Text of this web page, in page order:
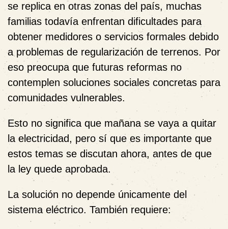
se replica en otras zonas del país, muchas
familias todavía enfrentan dificultades para
obtener medidores o servicios formales debido
a problemas de regularización de terrenos. Por
eso preocupa que futuras reformas no
contemplen soluciones sociales concretas para
comunidades vulnerables.
Esto no significa que mañana se vaya a quitar
la electricidad, pero sí que es importante que
estos temas se discutan ahora, antes de que
la ley quede aprobada.
La solución no depende únicamente del
sistema eléctrico. También requiere: